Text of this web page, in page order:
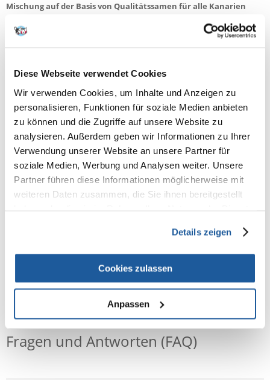
Diese Webseite verwendet Cookies
Wir verwenden Cookies, um Inhalte und Anzeigen zu
personalisieren, Funktionen für soziale Medien anbieten
zu können und die Zugriffe auf unsere Website zu
analysieren. Außerdem geben wir Informationen zu Ihrer
Verwendung unserer Website an unsere Partner für
soziale Medien, Werbung und Analysen weiter. Unsere
Partner führen diese Informationen möglicherweise mit
weiteren Daten zusammen, die Sie ihnen bereitgestellt
Details zeigen
Cookies zulassen
Anpassen
Mischung auf der Basis von Qualitätssamen für alle Kanarien
3%, Hanfsamen 2%, Nigersamen 2%
ANALYTISCHE BESTANDTEILE
Protein 18,00%, Fettgehalt 17,00%, Rohfaser 6,50%, Rohasche 4,50%,
Calcium 0,20%, Phosphor 0,55%, Lysin 0,60%, Methionin 0,32%,
Threonin 0,55%
ANWENDUNG
Ihre Vögel werden in bester Verfassung sein wenn sie regelmäßig eine
Ergänzung von Eifutter, Vitaminen und/oder Mineralstoffen bekommen
Erneuern Sie Futter und Trinkwasser rechtzeitig.
Fragen und Antworten (FAQ)